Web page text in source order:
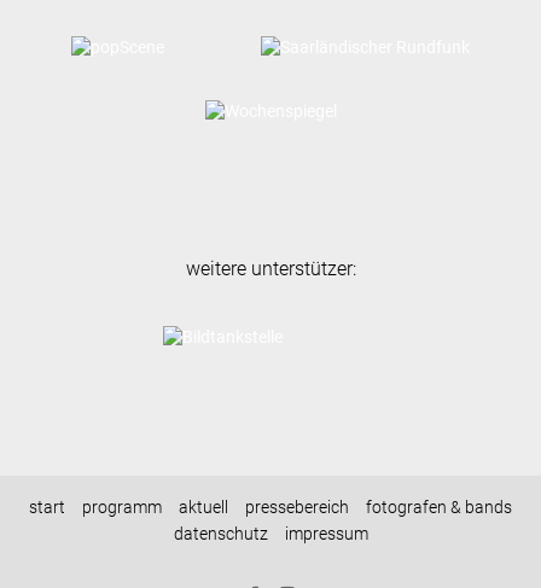
weitere unterstützer:
start programm aktuell pressebereich
fotografen & bands
datenschutz
impressum